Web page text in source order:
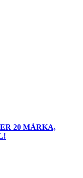
20 MÁRKA,